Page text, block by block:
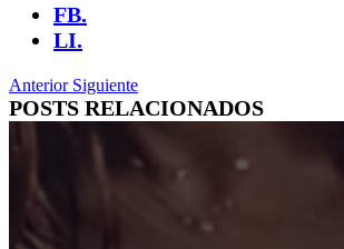
FB.
LI.
Anterior Siguiente